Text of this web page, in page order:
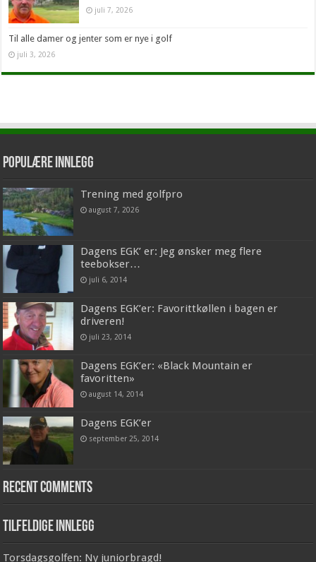
juli 7, 2026
Til alle damer og jenter som er nye i golf
juli 3, 2026
Populære innlegg
Trening med golfpro
august 7, 2026
Dagens EGK’ er: Jeg ønsker meg flere
teebokser…
juli 6, 2014
Dagens EGK’er: Favorittkøllen i bagen er
driveren!
juli 23, 2014
Dagens EGK’er: «Black Mountain er
favoritten»
august 14, 2014
Dagens EGK’er
september 25, 2014
Recent Comments
Tilfeldige innlegg
Torsdagsgolfen: Ny juniorbragd!